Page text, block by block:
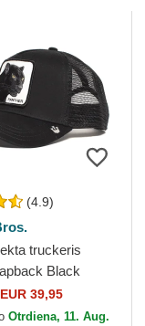
(4.9)
truckeris
Black
Farm no Goorin
EUR 39,95
Otrdiena, 11. Aug.